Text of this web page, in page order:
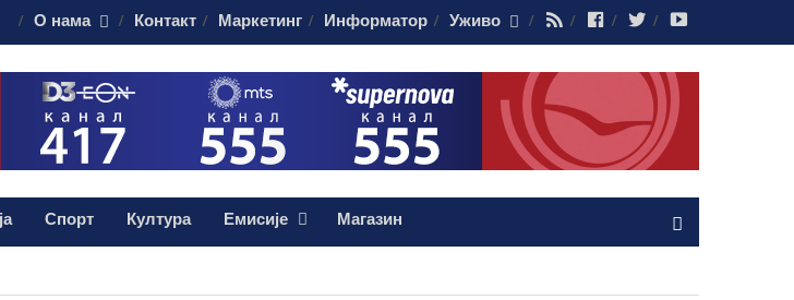
О нама Контакт Маркетинг Информатор Уживо RSS FacebookTwitter
Спорт Култура Емисије Магазин